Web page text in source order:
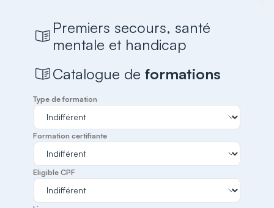
Premiers secours, santé
mentale et handicap
Catalogue deformations
Type de formation
Formation certifiante
Eligible CPF